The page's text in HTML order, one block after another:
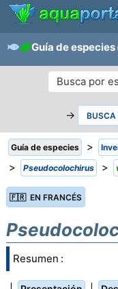
Guía de especies
→ BUSCA
Guía de especies >
> Pseudocolochirus >
🇫🇷 EN FRANCÉS
Resumen :